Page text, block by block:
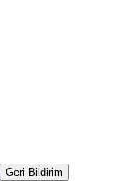
Geri Bildirim